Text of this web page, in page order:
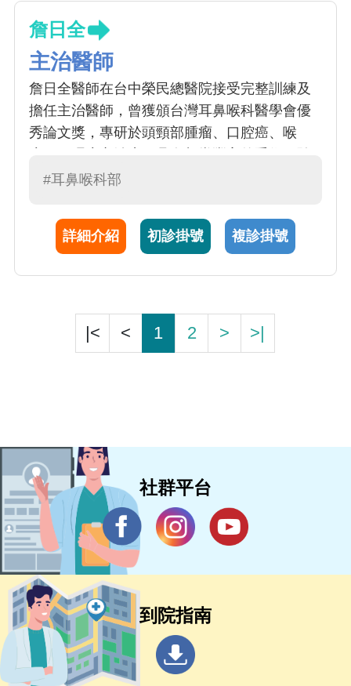
詹日全
主治醫師
詹日全醫師在台中榮民總醫院接受完整訓練及
擔任主治醫師，曾獲頒台灣耳鼻喉科醫學會優
秀論文獎，專研於頭頸部腫瘤、口腔癌、喉
及治療成果，此外在甲狀腺手術上也頗受好
詹醫師細心且耐心照料病患，視病猶親的治療
態度，更深獲病患與家屬的肯定及口碑，是位
#耳鼻喉科部
詳細介紹 初診掛號 複診掛號
|< < 1 2 > >|
社群平台
到院指南